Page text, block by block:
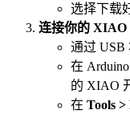
选择下载
连接你的 XIAO
通过 USB
在
的 XIAO
在 Tools >